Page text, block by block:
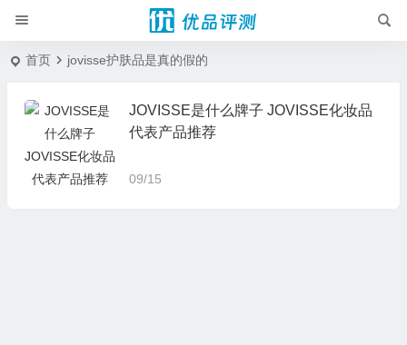
首页 jovisse护肤品是真的假的
JOVISSE是什么牌子 JOVISSE化妆品
代表产品推荐
09/15